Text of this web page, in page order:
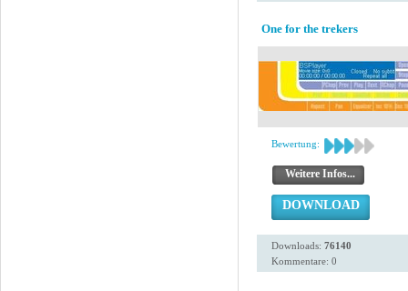
One for the trekers
Bewertung:
Weitere Infos...
DOWNLOAD
Downloads: 76140
Kommentare: 0